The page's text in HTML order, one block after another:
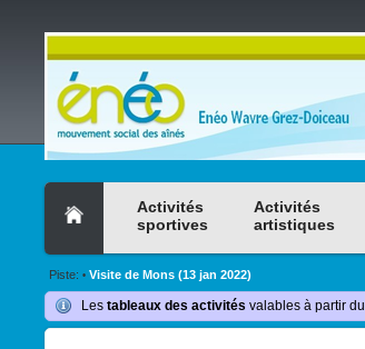
Activités
sportives
Activités
artistiques
Piste: • Visite de Mons (13 jan 2022)
Les tableaux des activités valables à partir du